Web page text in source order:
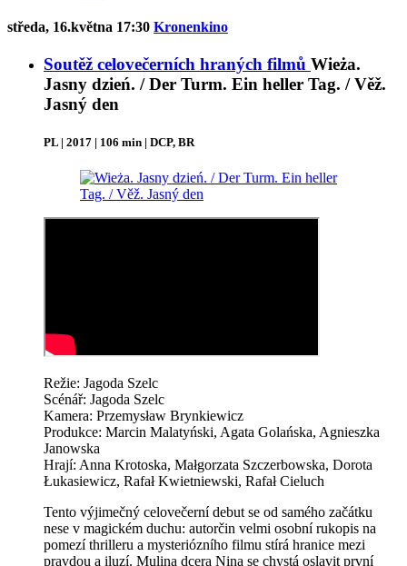
středa, 16.května 17:30 Kronenkino
Soutěž celovečerních hraných filmů Wieża.
Jasny dzień. / Der Turm. Ein heller Tag. / Věž.
Jasný den
PL | 2017 | 106 min | DCP, BR
Režie: Jagoda Szelc
Scénář: Jagoda Szelc
Kamera: Przemysław Brynkiewicz
Produkce: Marcin Malatyński, Agata Golańska, Agnieszka
Janowska
Hrají: Anna Krotoska, Małgorzata Szczerbowska, Dorota
Łukasiewicz, Rafał Kwietniewski, Rafał Cieluch
Tento výjimečný celovečerní debut se od samého začátku
nese v magickém duchu: autorčin velmi osobní rukopis na
pomezí thrilleru a mysteriózního filmu stírá hranice mezi
pravdou a iluzí. Mulina dcera Nina se chystá oslavit první